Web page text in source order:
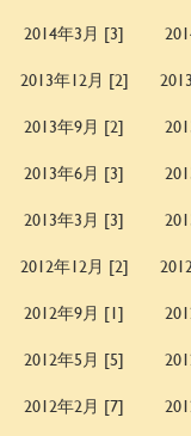
2014年3月 [3]
2013年12月 [2]
2013年9月 [2]
2013年6月 [3]
2013年3月 [3]
2012年12月 [2]
2012年9月 [1]
2012年5月 [5]
2012年2月 [7]